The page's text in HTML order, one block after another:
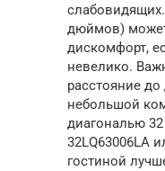
дюймов)
дискомфорт,
невелико.
расстояние
небольшой
диагональю
32LQ63006LA
гостиной